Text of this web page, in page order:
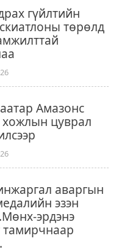
гүйлтийн
төрөлд
Амазонс
хожлын цуврал
аваргын
эзэн
эрдэнэ
тамирчнаар